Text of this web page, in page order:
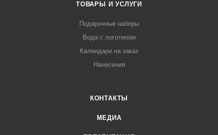
ТОВАРЫ И УСЛУГИ
Подарочные наборы
Вода с логотипом
Календари на заказ
Нанесения
КОНТАКТЫ
МЕДИА